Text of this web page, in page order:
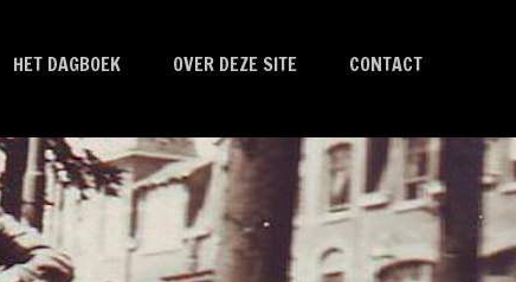
HET DAGBOEK OVER DEZE SITE CONTACT